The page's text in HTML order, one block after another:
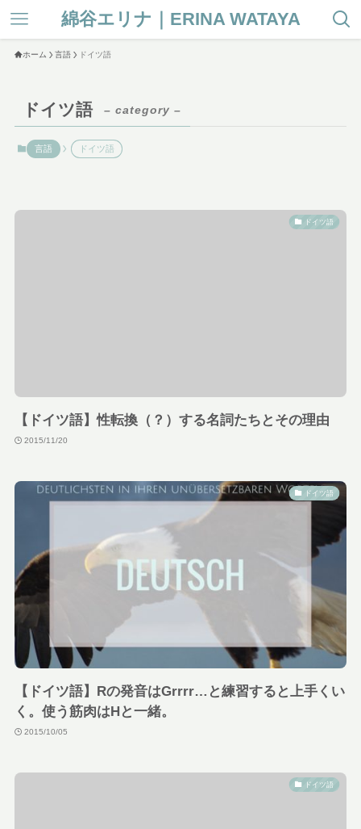
綿谷エリナ｜ERINA WATAYA
ホーム 言語 ドイツ語
ドイツ語 – category –
言語 ドイツ語
ドイツ語
【ドイツ語】性転換（？）する名詞たちとその理由
2015/11/20
ドイツ語
【ドイツ語】Rの発音はGrrrr…と練習すると上手くい
く。使う筋肉はHと一緒。
2015/10/05
ドイツ語